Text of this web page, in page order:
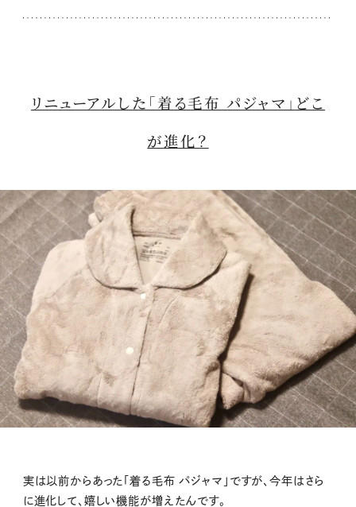
リニューアルした「着る毛布 パジャマ」どこ
が進化？
実は以前からあった「着る毛布 パジャマ」ですが、今年はさら
に進化して、嬉しい機能が増えたんです。